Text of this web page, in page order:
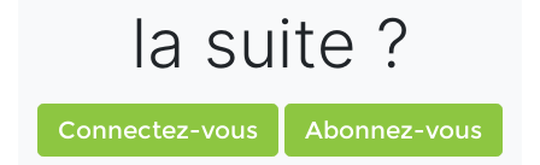
la suite ?
Connectez-vous Abonnez-vous